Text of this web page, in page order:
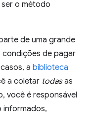
o método
de uma grande
condições de pagar
a biblioteca
a coletar todasas
você é responsável
informados,